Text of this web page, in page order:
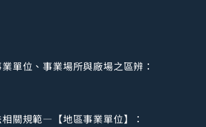
單位、事業場所與廠場之區辨：
相關規範—【地區事業單位】：